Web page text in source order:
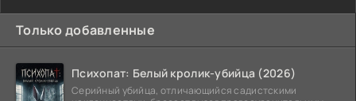
Только добавленные
Психопат: Белый кролик-убийца (2026)
Серийный убийца, отличающийся садистскими